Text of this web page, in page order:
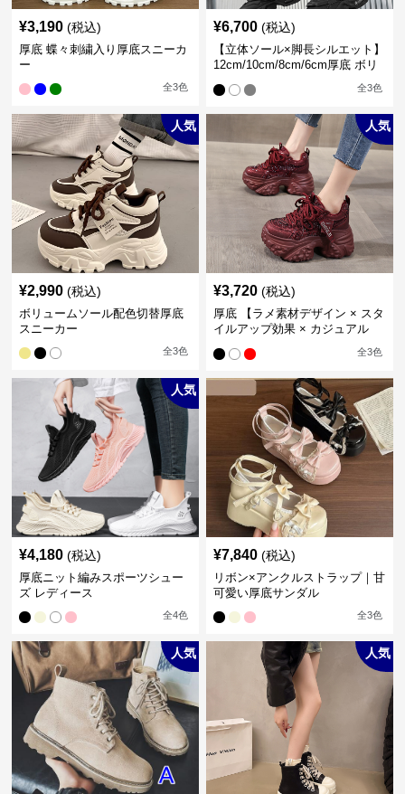
¥3,190 (税込)
厚底 蝶々刺繍入り厚底スニーカ
ー
全3色
¥6,700 (税込)
【立体ソール×脚長シルエット】
12cm/10cm/8cm/6cm厚底 ボリ
ュームソール立体設計ハイカッ
トスニーカー｜スニーカー・ハ
イカット
全3色
人気
¥2,990 (税込)
ボリュームソール配色切替厚底
スニーカー
全3色
人気
¥3,720 (税込)
厚底 【ラメ素材デザイン × スタ
イルアップ効果 × カジュアル
系】厚底デザインスニーカー
全3色
人気
¥4,180 (税込)
厚底ニット編みスポーツシュー
ズ レディース
全4色
¥7,840 (税込)
リボン×アンクルストラップ｜甘
可愛い厚底サンダル
全3色
人気 人気